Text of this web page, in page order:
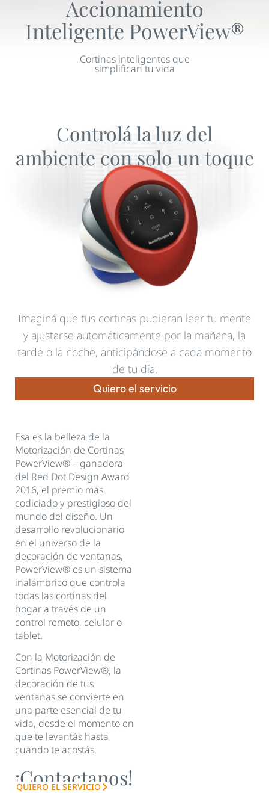
Accionamiento
Inteligente PowerView®
Cortinas inteligentes que
simplifican tu vida
Controlá la luz del
ambiente con solo un toque
Imaginá que tus cortinas pudieran leer tu mente
y ajustarse automáticamente por la mañana, la
tarde o la noche, anticipándose a cada momento
de tu día.
Quiero el servicio
Esa es la belleza de la
Motorización de Cortinas
PowerView® – ganadora
del Red Dot Design Award
2016, el premio más
codiciado y prestigioso del
mundo del diseño. Un
desarrollo revolucionario
en el universo de la
decoración de ventanas,
PowerView® es un sistema
inalámbrico que controla
todas las cortinas del
hogar a través de un
control remoto, celular o
tablet.
Con la Motorización de
Cortinas PowerView®, la
decoración de tus
ventanas se convierte en
una parte esencial de tu
vida, desde el momento en
que te levantás hasta
cuando te acostás.
¡Contactanos!
QUIERO EL SERVICIO